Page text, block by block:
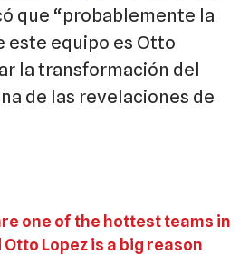
que “probablemente la
este equipo es Otto
la transformación del
de las revelaciones de
one of the hottest teams in
Lopez is a big reason